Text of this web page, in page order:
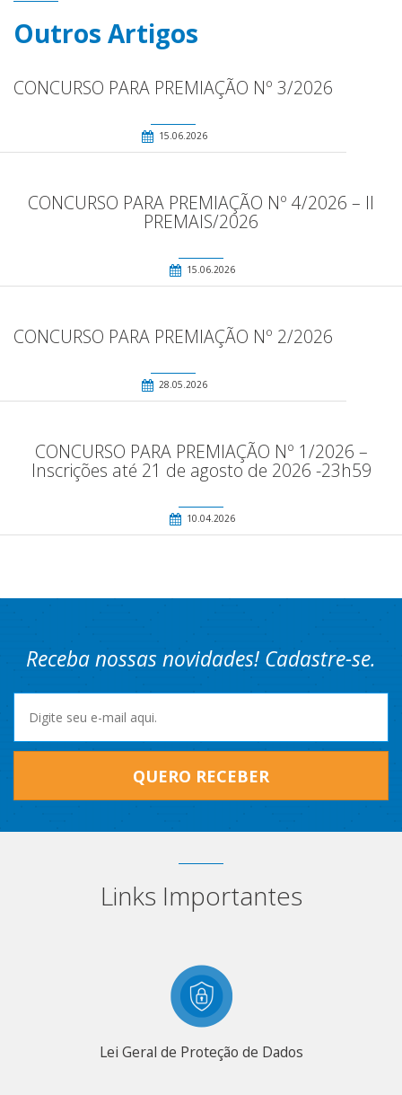
Outros Artigos
CONCURSO PARA PREMIAÇÃO Nº 3/2026
15.06.2026
CONCURSO PARA PREMIAÇÃO Nº 4/2026 – II
PREMAIS/2026
15.06.2026
CONCURSO PARA PREMIAÇÃO Nº 2/2026
28.05.2026
CONCURSO PARA PREMIAÇÃO Nº 1/2026 –
Inscrições até 21 de agosto de 2026 -23h59
10.04.2026
Receba nossas novidades! Cadastre-se.
QUERO RECEBER
Links Importantes
Lei Geral de Proteção de Dados